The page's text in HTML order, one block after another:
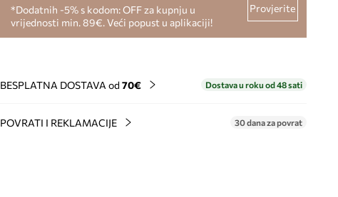
*Dodatnih -5% s kodom: OFF za kupnju u
vrijednosti min. 89€. Veći popust u aplikaciji!
Provjerite
BESPLATNA DOSTAVA od 70€ Dostava u roku od 48 sati
POVRATI I REKLAMACIJE 30 dana za povrat